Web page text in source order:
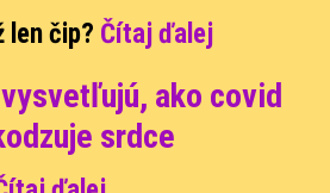
len čip? Čítaj ďalej
ako covid
srdce